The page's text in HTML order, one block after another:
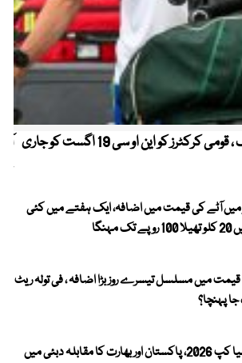
کیریبین پریمیئر لیگ ، قومی کرکٹرز کو این او سی 19 اگست کو جاری
آٹے کی قیمت میں اضافہ، ایک ہفتے میں کئی
مہنگا
میں مسلسل تیسرے روز بڑا اضافہ ، فی تولہ ریٹ
پہنچا؟
ویمنز ایشیا کپ 2026، پاکستان اور بھارت کا مقابلہ دبئی میں